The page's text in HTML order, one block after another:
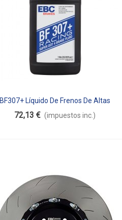
Añadir Al Carrito
BF307+ Líquido De Frenos De Altas
Prestaciones 1000ml
72,13 € (impuestos inc.)